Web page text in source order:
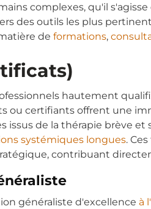
complexes, qu'il
des outils les plus
de formations,
hautement
ou certifiants offrent une
de la thérapie brève
systémiques longues.
contribuant
généraliste d'excellence à